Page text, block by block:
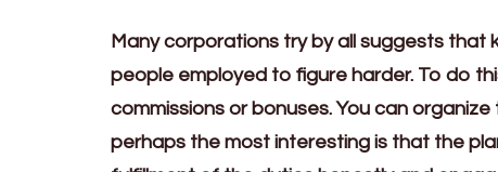
Many corporations try by all suggests
people employed to figure harder. To do
commissions or bonuses. You can
perhaps the most interesting is that the